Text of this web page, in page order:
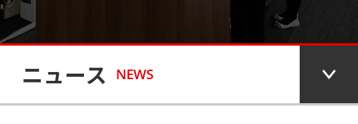
ニュース NEWS